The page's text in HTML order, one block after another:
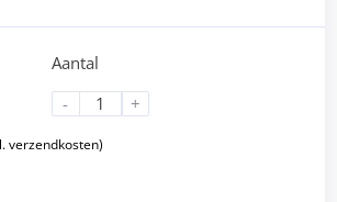
Aantal
-
+